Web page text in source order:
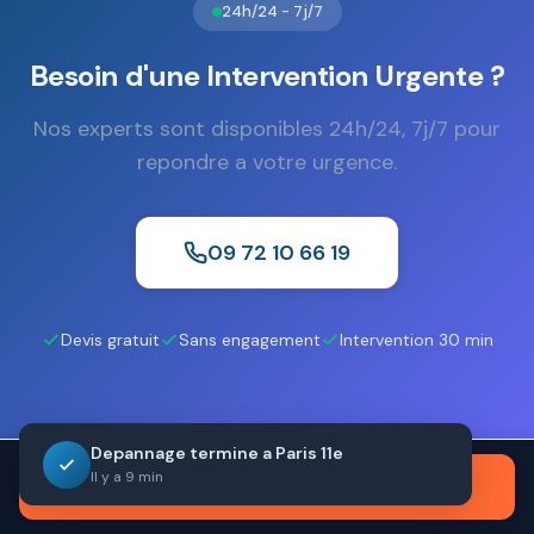
24h/24 - 7j/7
Besoin d'une Intervention Urgente ?
Nos experts sont disponibles 24h/24, 7j/7 pour
repondre a votre urgence.
09 72 10 66 19
Devis gratuit Sans engagement Intervention 30 min
Depannage termine a Paris 11e
Il y a 9 min